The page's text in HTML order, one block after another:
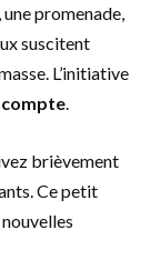
promenade,
suscitent
L’initiative
compte.
brièvement
Ce petit